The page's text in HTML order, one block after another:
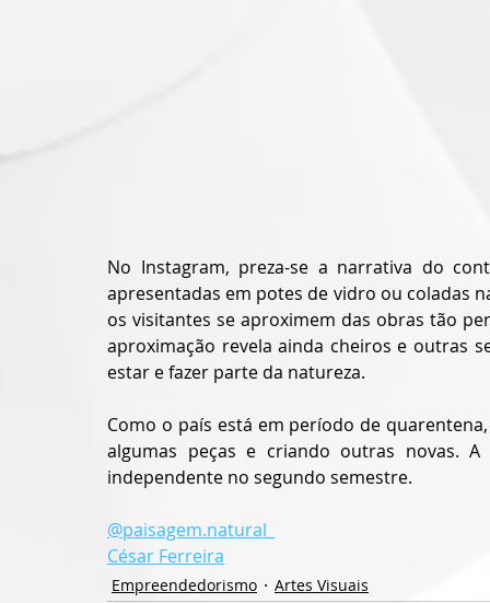
No Instagram, preza-se a narrativa do
apresentadas em potes de vidro ou coladas
os visitantes se aproximem das obras tão
aproximação revela ainda cheiros e outras
estar e fazer parte da natureza.
Como o país está em período de
algumas peças e criando outras novas.
independente no segundo semestre.
@paisagem.natural_
César Ferreira
Empreendedorismo Artes Visuais